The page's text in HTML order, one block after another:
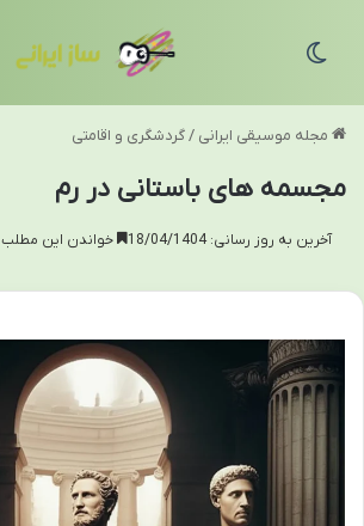
مجله موسیقی ایرانی /گردشگری و اقامتی
مجسمه های باستانی در رم
آخرین به روز رسانی: 18/04/1404 خواندن این مطلب 15 دقیقه زمان میبرد